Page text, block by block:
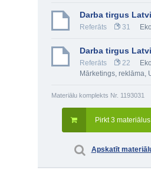
Darba tirgus
Referāts 31
Darba tirgus
Referāts 22
Mārketings, reklāma,
Materiālu komplekts Nr. 1193031
Pirkt 3
Apskatīt